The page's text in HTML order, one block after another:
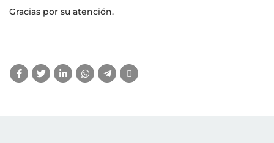
Gracias por su atención.